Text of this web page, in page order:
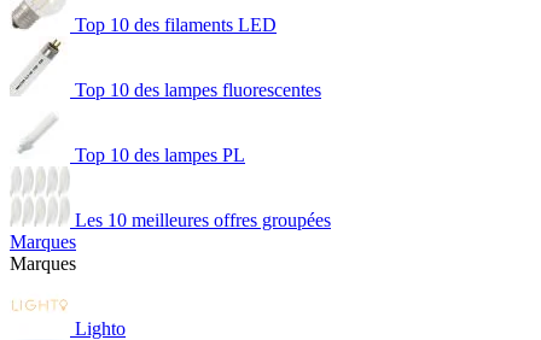
Top 10 des filaments LED
Top 10 des lampes fluorescentes
Top 10 des lampes PL
Les 10 meilleures offres groupées
Marques
Marques
Lighto